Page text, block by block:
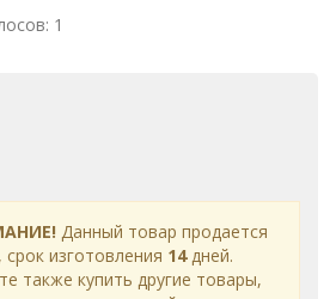
1
Данный товар продается
изготовления 14дней.
также купить другие товары,